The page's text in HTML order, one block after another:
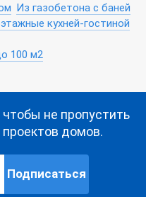
Из газобетона с баней
кухней-гостиной
100 м2
не пропустить
проектов домов.
Подписаться